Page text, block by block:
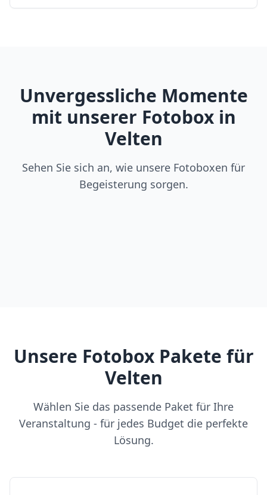
Unvergessliche Momente
mit unserer Fotobox in
Velten
Sehen Sie sich an, wie unsere Fotoboxen für
Begeisterung sorgen.
Unsere Fotobox Pakete für
Velten
Wählen Sie das passende Paket für Ihre
Veranstaltung - für jedes Budget die perfekte
Lösung.